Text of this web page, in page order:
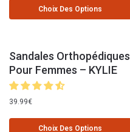
Choix Des Options
Sandales Orthopédiques
Pour Femmes – KYLIE
39.99€
Choix Des Options